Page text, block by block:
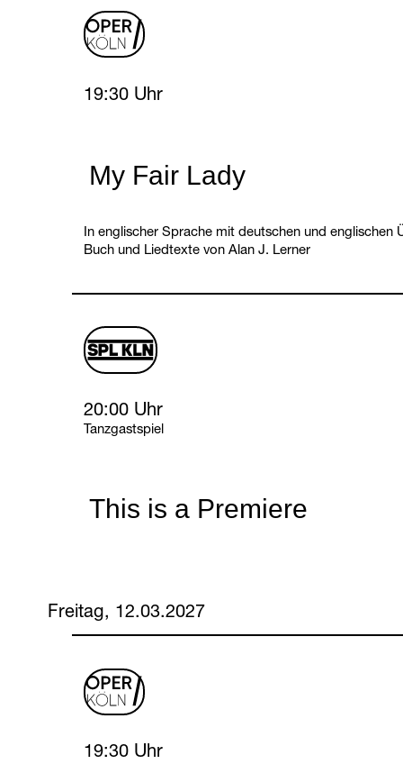
My Fair Lady
In englischer Sprache mit deutschen und englischen
Buch und Liedtexte von Alan J. Lerner
Thursday, 11 March 2027
19:30 Uhr
oper
This is a Premiere
Thursday, 11 March 2027
20:00 Uhr
Tanzgastspiel
schauspiel
Freitag, 12.03.2027
Friday, 12 March 2027
19:30 Uhr
oper